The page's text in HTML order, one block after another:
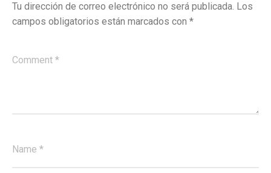
Tu dirección de correo electrónico no será publicada. Los
campos obligatorios están marcados con *